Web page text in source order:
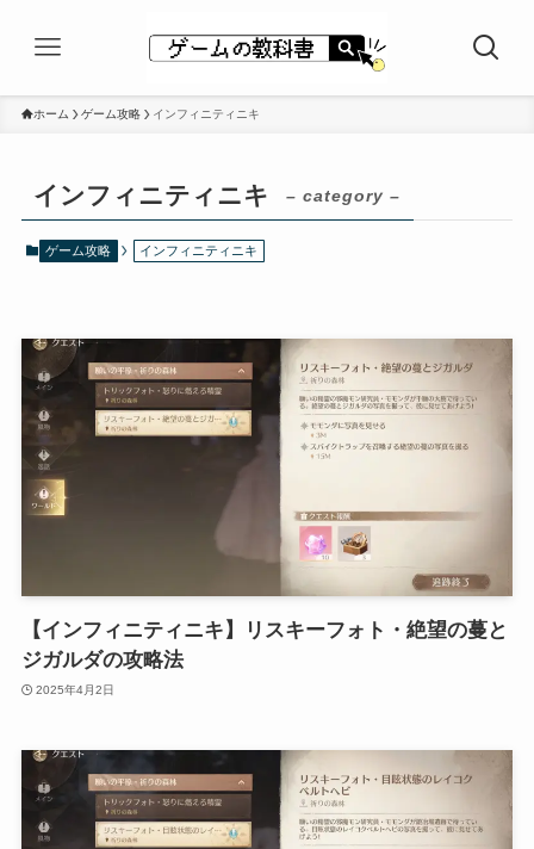
ホーム ゲーム攻略 インフィニティニキ
インフィニティニキ – category –
ゲーム攻略 インフィニティニキ
【インフィニティニキ】リスキーフォト・絶望の蔓と
ジガルダの攻略法
2025年4月2日